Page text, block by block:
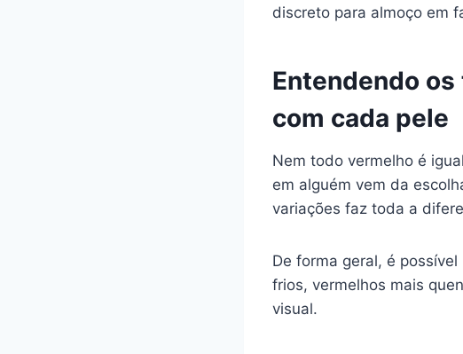
discreto para almoço em
Entendendo
com cada pele
Nem todo vermelho é
em alguém vem da
variações faz toda a
De forma geral, é
frios, vermelhos mais
visual.